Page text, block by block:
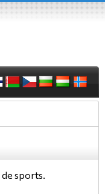
de sports.